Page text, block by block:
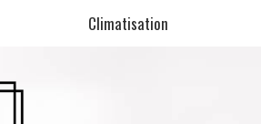
Climatisation